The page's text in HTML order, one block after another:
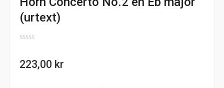
(urtext)
of
223,00 kr